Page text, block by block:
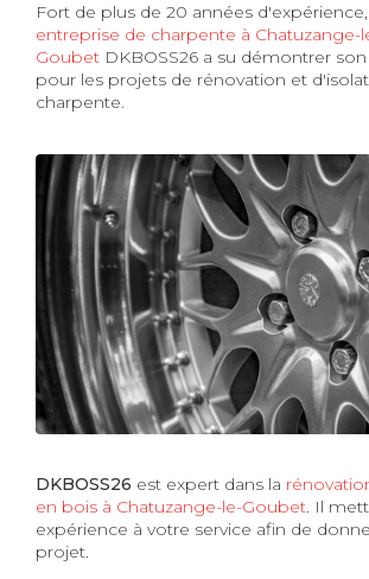
Fort de plus de 20 années
entreprise de charpente à Chatuzange-
Goubet DKBOSS26 a su démontrer son
pour les projets de rénovation et
charpente.
DKBOSS26 est expert dans la
en bois à Chatuzange-le-Goubet. Il
expérience à votre service afin de
projet.